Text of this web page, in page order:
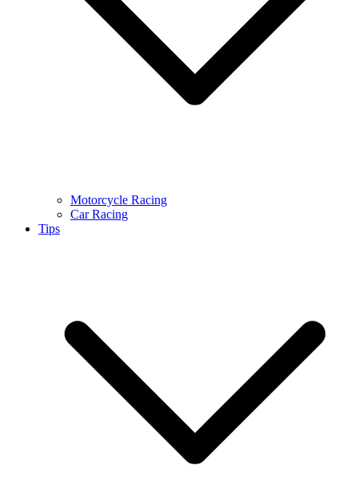
Motorcycle Racing
Car Racing
Tips